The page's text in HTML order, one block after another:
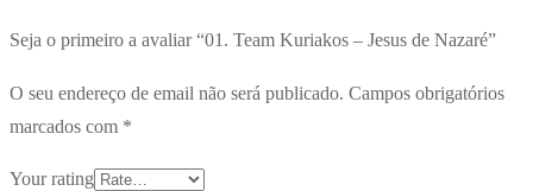
Seja o primeiro a avaliar “01. Team Kuriakos – Jesus de Nazaré”
O seu endereço de email não será publicado. Campos obrigatórios
marcados com *
Your rating